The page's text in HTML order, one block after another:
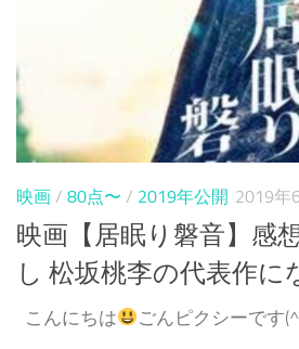
映画 / 80点〜 / 2019年公開 2019年
映画【居眠り磐音】感
し 松坂桃李の代表作に
こんにちは ごんピクシーです